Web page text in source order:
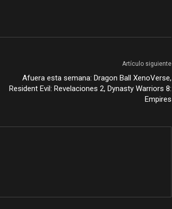
Artículo siguiente
Afuera esta semana: Dragon Ball XenoVerse,
Resident Evil: Revelaciones 2, Dynasty Warriors 8:
Empires